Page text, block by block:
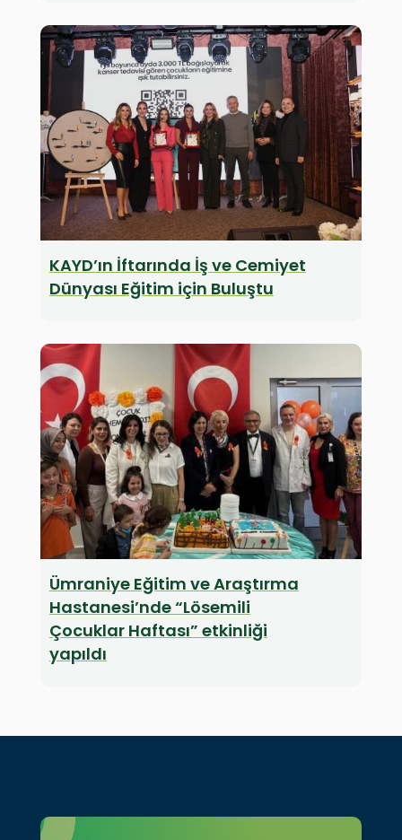
KAYD’ın İftarında İş ve Cemiyet
Dünyası Eğitim için Buluştu
Ümraniye Eğitim ve Araştırma
Hastanesi’nde “Lösemili
Çocuklar Haftası” etkinliği
yapıldı